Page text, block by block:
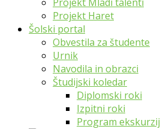
Projekt Haret
Šolski portal
Obvestila za študente
Urnik
Navodila in obrazci
Študijski koledar
Diplomski roki
Izpitni roki
Program ekskurzij